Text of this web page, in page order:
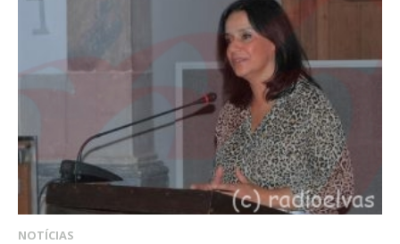
NOTÍCIAS